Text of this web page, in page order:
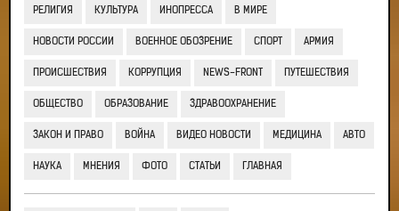
РЕЛИГИЯ КУЛЬТУРА ИНОПРЕССА В МИРЕ
НОВОСТИ РОССИИ ВОЕННОЕ ОБОЗРЕНИЕ СПОРТ АРМИЯ
ПРОИСШЕСТВИЯ КОРРУПЦИЯ NEWS-FRONT ПУТЕШЕСТВИЯ
ОБЩЕСТВО ОБРАЗОВАНИЕ ЗДРАВООХРАНЕНИЕ
ЗАКОН И ПРАВО ВОЙНА ВИДЕО НОВОСТИ МЕДИЦИНА АВТО
НАУКА МНЕНИЯ ФОТО СТАТЬИ ГЛАВНАЯ